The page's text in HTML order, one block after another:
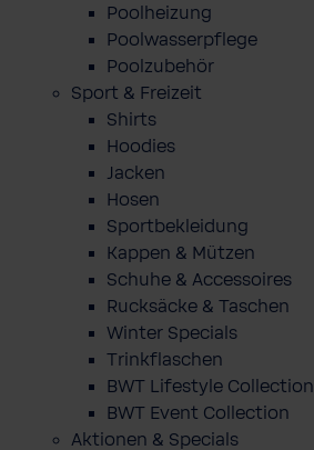
Poolheizung
Poolwasserpflege
Poolzubehör
Sport & Freizeit
Shirts
Hoodies
Jacken
Hosen
Sportbekleidung
Kappen & Mützen
Schuhe & Accessoires
Rucksäcke & Taschen
Winter Specials
Trinkflaschen
BWT Lifestyle Collection
BWT Event Collection
Aktionen & Specials